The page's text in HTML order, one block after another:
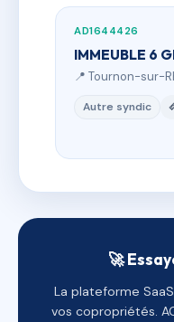
AD1644426
IMMEUBLE 6
📍 Tournon-sur-
Autre syndic
🚀
La plateforme
vos copropriétés.